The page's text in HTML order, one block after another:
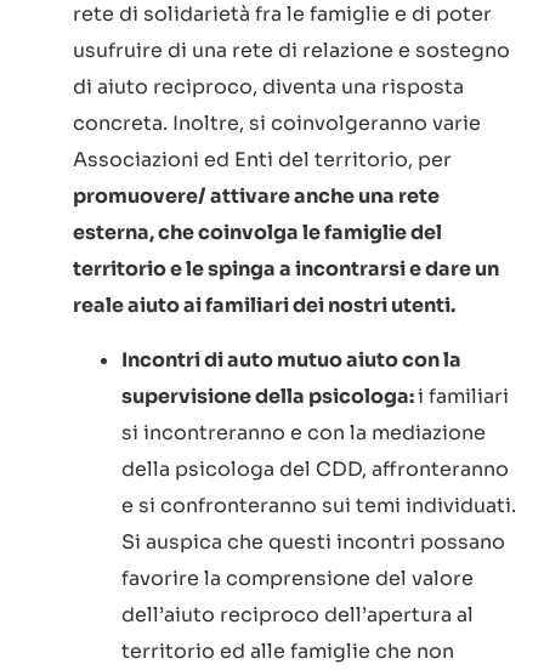
rete di solidarietà fra le famiglie e di poter
usufruire di una rete di relazione e sostegno
di aiuto reciproco, diventa una risposta
concreta. Inoltre, si coinvolgeranno varie
Associazioni ed Enti del territorio, per
promuovere/ attivare anche una rete
esterna, che coinvolga le famiglie del
territorio e le spinga a incontrarsi e dare un
reale aiuto ai familiari dei nostri utenti.
Incontri di auto mutuo aiuto con la
supervisione della psicologa:i familiari
si incontreranno e con la mediazione
della psicologa del CDD, affronteranno
e si confronteranno sui temi individuati.
Si auspica che questi incontri possano
favorire la comprensione del valore
dell’aiuto reciproco dell’apertura al
territorio ed alle famiglie che non